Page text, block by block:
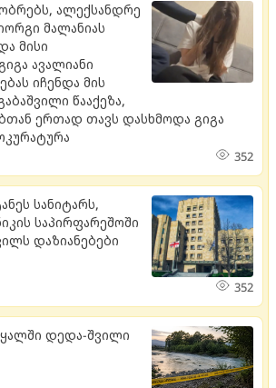
ალექსანდრე
მალანიას
მისი
ავალიანი
იჩენდა მის
წააქეზა,
ერთად თავს დასხმოდა გიგა
352
სანიტარს,
საპირფარეშოში
დაზიანებები
352
დედა-შვი­ლი